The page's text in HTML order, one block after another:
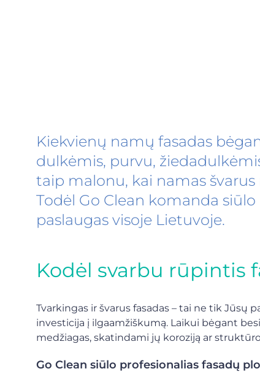
Kiekvienų namų fasadas
dulkėmis, purvu,
taip malonu, kai namas
Todėl Go Clean komanda
paslaugas visoje Lietuvoje.
Kodėl svarbu rūpintis
Tvarkingas ir švarus fasadas – tai ne tik Jūsų
investicija į ilgaamžiškumą. Laikui bėgant
medžiagas, skatindami jų koroziją ar
Go Clean siūlo profesionalias fasadų